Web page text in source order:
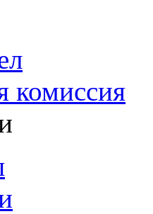
комиссия